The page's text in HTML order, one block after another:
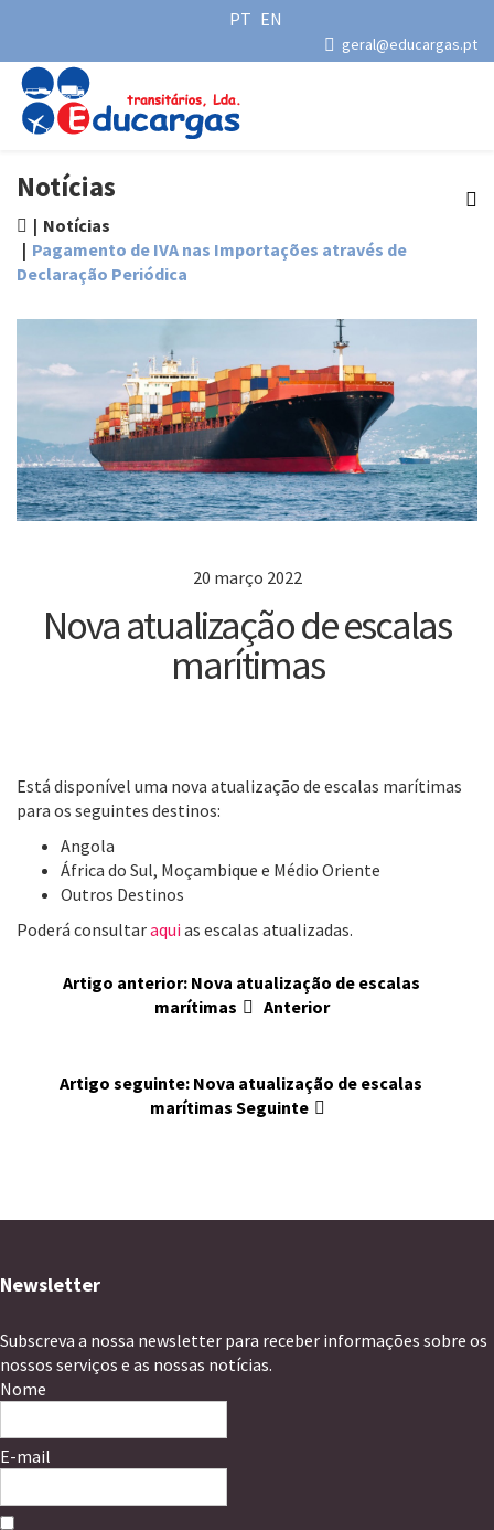
PT EN
geral@educargas.pt
Notícias
Notícias
Pagamento de IVA nas Importações através de
Declaração Periódica
20 março 2022
Nova atualização de escalas
marítimas
Está disponível uma nova atualização de escalas marítimas
para os seguintes destinos:
Angola
África do Sul, Moçambique e Médio Oriente
Outros Destinos
Poderá consultaraqui as escalas atualizadas.
Artigo anterior: Nova atualização de escalas
marítimas
Anterior
Artigo seguinte: Nova atualização de escalas
marítimas Seguinte
Newsletter
Subscreva a nossa newsletter para receber informações sobre os
nossos serviços e as nossas notícias.
Nome
E-mail